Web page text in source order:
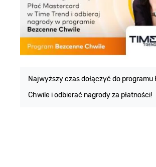
Najwyższy czas dołączyć do programu
Chwile i odbierać nagrody za płatności!